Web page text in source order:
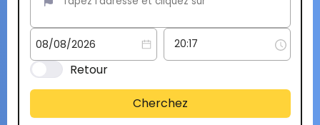
Retour
Cherchez